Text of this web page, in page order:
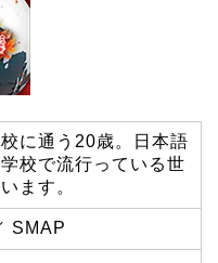
に通う20歳。日本語
校で流行っている世
ます。
SMAP